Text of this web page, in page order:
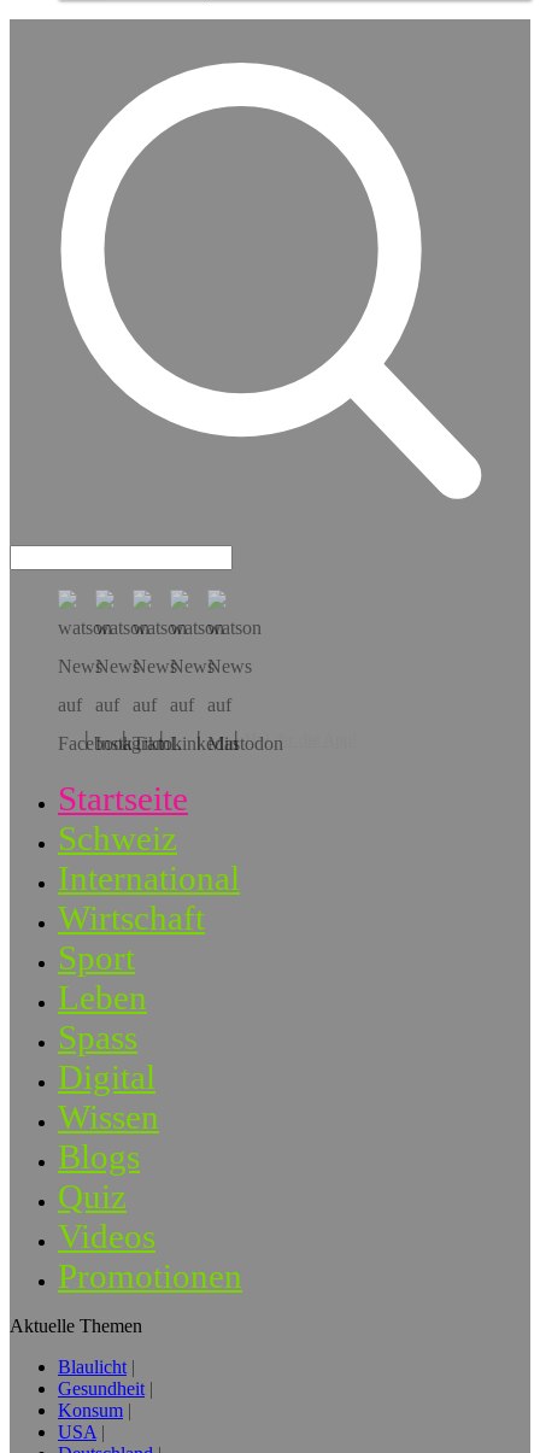
Hol dir die App!
Startseite
Schweiz
International
Wirtschaft
Sport
Leben
Spass
Digital
Wissen
Blogs
Quiz
Videos
Promotionen
Aktuelle Themen
Blaulicht
Gesundheit
Konsum
USA